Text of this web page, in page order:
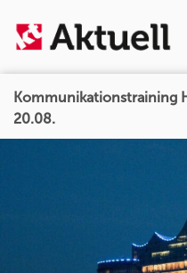
Kommunikationstraining
20.08.